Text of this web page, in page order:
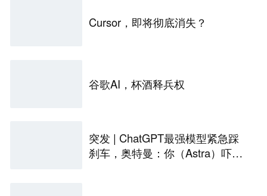
Cursor，即将彻底消失？
谷歌AI，杯酒释兵权
突发 | ChatGPT最强模型紧急踩
刹车，奥特曼：你（Astra）吓到